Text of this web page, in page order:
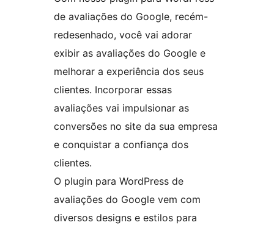
de avaliações do Google, recém-
redesenhado, você vai adorar
exibir as avaliações do Google e
melhorar a experiência dos seus
clientes. Incorporar essas
avaliações vai impulsionar as
conversões no site da sua empresa
e conquistar a confiança dos
clientes.
O plugin para WordPress de
avaliações do Google vem com
diversos designs e estilos para